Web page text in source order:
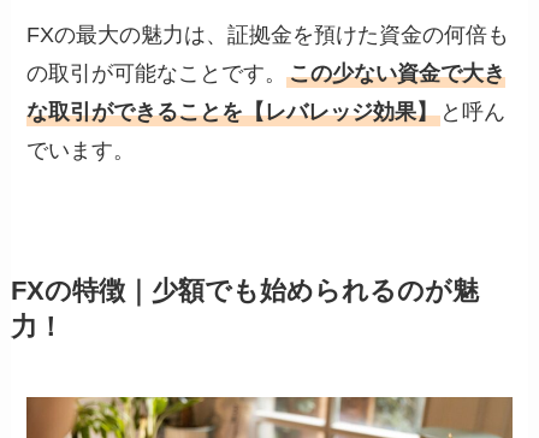
FXの最大の魅力は、証拠金を預けた資金の何倍も
の取引が可能なことです。この少ない資金で大き
な取引ができることを【レバレッジ効果】 と呼ん
でいます。
FXの特徴｜少額でも始められるのが魅
力！